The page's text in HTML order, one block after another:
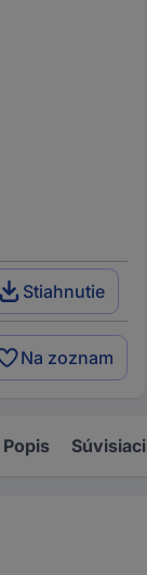
Stiahnutie
Na zoznam
Popis Súvisiaci